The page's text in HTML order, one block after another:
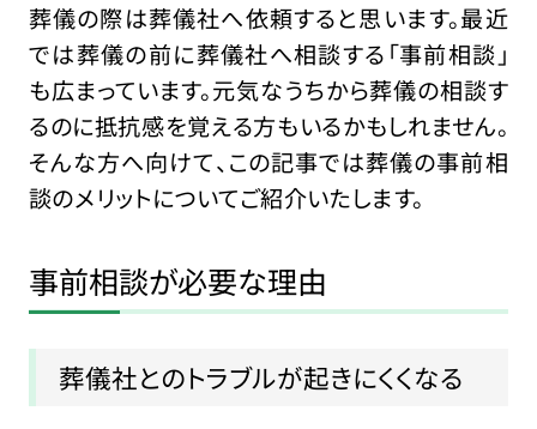
葬儀の際は葬儀社へ依頼すると思います。最近
では葬儀の前に葬儀社へ相談する「事前相談」
も広まっています。元気なうちから葬儀の相談す
るのに抵抗感を覚える方もいるかもしれません。
そんな方へ向けて、この記事では葬儀の事前相
談のメリットについてご紹介いたします。
事前相談が必要な理由
葬儀社とのトラブルが起きにくくなる